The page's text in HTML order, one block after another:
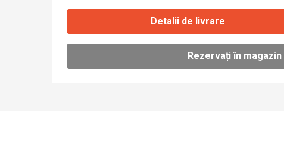
Detalii de livrare
Rezervați în magazin